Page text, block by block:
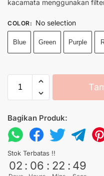
kacamata menggunakan
COLOR: No selection
Blue Green Purple
Bagikan Produk:
Stok Terbatas !!
02 : 06 : 22 : 49